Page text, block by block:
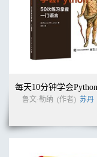
鲁文·勒纳 (作者) 苏丹